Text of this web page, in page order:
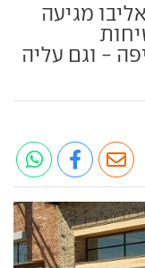
מגיעה
- וגם עליה